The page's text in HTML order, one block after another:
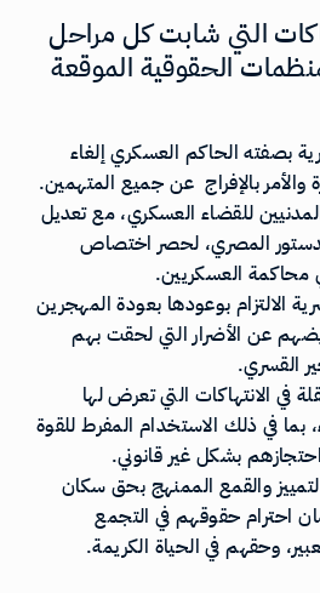
التي شابت كل مراحل
الحقوقية الموقعة
بصفته الحاكم العسكري إلغاء
والأمر بالإفراج عن جميع المتهمين.
للقضاء العسكري، مع تعديل
من الدستور المصري، لحصر اختصاص
محاكمة العسكريين.
الالتزام بوعودها بعودة المهجرين
عن الأضرار التي لحقت بهم
القسري.
في الانتهاكات التي تعرض لها
في ذلك الاستخدام المفرط للقوة
بشكل غير قانوني.
والقمع الممنهج بحق سكان
احترام حقوقهم في التجمع
وحقهم في الحياة الكريمة.